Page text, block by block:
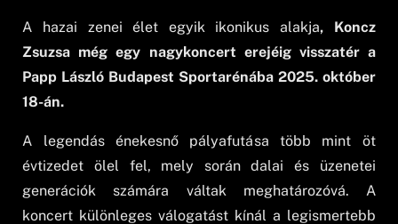
A hazai zenei élet egyik ikonikus alakja, Koncz
Zsuzsa még egy nagykoncert erejéig visszatér a
Papp László Budapest Sportarénába 2025. október
18-án.
A legendás énekesnő pályafutása több mint öt
évtizedet ölel fel, mely során dalai és üzenetei
generációk számára váltak meghatározóvá. A
koncert különleges válogatást kínál a legismertebb